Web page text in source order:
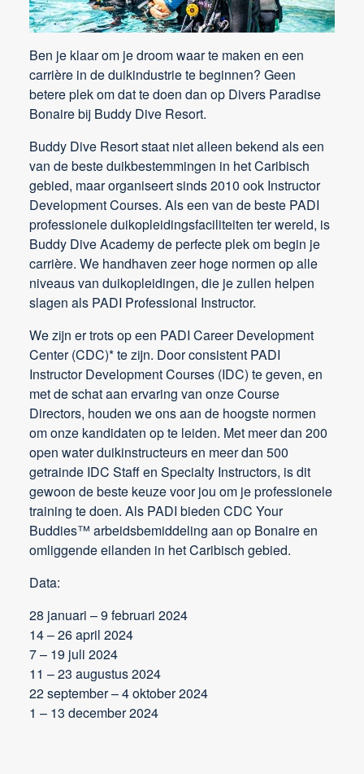
Ben je klaar om je droom waar te maken en een
carrière in de duikindustrie te beginnen? Geen
betere plek om dat te doen dan op Divers Paradise
Bonaire bij Buddy Dive Resort.
Buddy Dive Resort staat niet alleen bekend als een
van de beste duikbestemmingen in het Caribisch
gebied, maar organiseert sinds 2010 ook Instructor
Development Courses. Als een van de beste PADI
professionele duikopleidingsfaciliteiten ter wereld, is
Buddy Dive Academy de perfecte plek om begin je
carrière. We handhaven zeer hoge normen op alle
niveaus van duikopleidingen, die je zullen helpen
slagen als PADI Professional Instructor.
We zijn er trots op een PADI Career Development
Center (CDC)* te zijn. Door consistent PADI
Instructor Development Courses (IDC) te geven, en
met de schat aan ervaring van onze Course
Directors, houden we ons aan de hoogste normen
om onze kandidaten op te leiden. Met meer dan 200
open water duikinstructeurs en meer dan 500
getrainde IDC Staff en Specialty Instructors, is dit
gewoon de beste keuze voor jou om je professionele
training te doen. Als PADI bieden CDC Your
Buddies™ arbeidsbemiddeling aan op Bonaire en
omliggende eilanden in het Caribisch gebied.
Data:
28 januari – 9 februari 2024
14 – 26 april 2024
7 – 19 juli 2024
11 – 23 augustus 2024
22 september – 4 oktober 2024
1 – 13 december 2024